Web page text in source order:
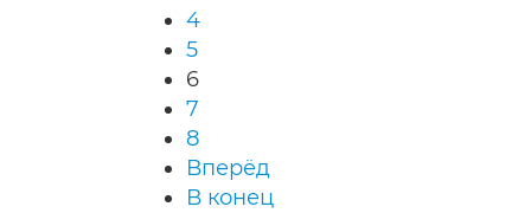
4
5
6
7
8
Вперёд
В конец